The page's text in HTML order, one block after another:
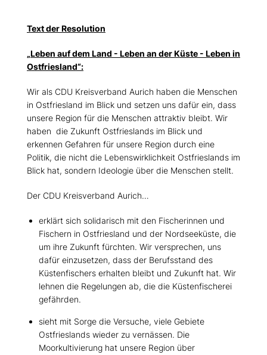
Text der Resolution
Leben auf dem Land - Leben an der Küste - Leben in
Ostfriesland“:
Wir als CDU Kreisverband Aurich haben die Menschen
in Ostfriesland im Blick und setzen uns dafür ein, dass
unsere Region für die Menschen attraktiv bleibt. Wir
haben die Zukunft Ostfrieslands im Blick und
erkennen Gefahren für unsere Region durch eine
Politik, die nicht die Lebenswirklichkeit Ostfrieslands im
Blick hat, sondern Ideologie über die Menschen stellt.
Der CDU Kreisverband Aurich
erklärt sich solidarisch mit den Fischerinnen und
Fischern in Ostfriesland und der Nordseeküste, die
um ihre Zukunft fürchten. Wir versprechen, uns
dafür einzusetzen, dass der Berufsstand des
Küstenfischers erhalten bleibt und Zukunft hat. Wir
lehnen die Regelungen ab, die die Küstenfischerei
gefährden.
sieht mit Sorge die Versuche, viele Gebiete
Ostfrieslands wieder zu vernässen. Die
Moorkultivierung hat unsere Region über